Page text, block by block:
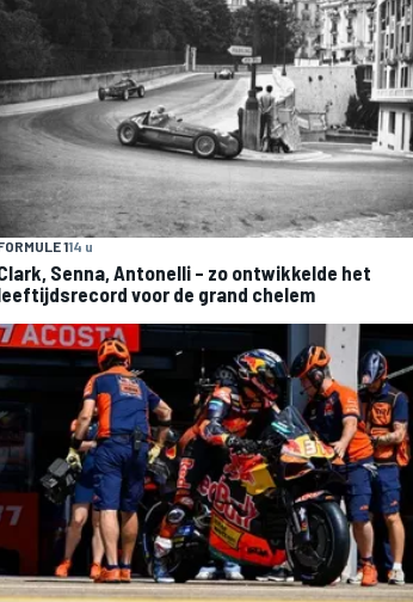
114 u
Senna, Antonelli – zo ontwikkelde het
voor de grand chelem